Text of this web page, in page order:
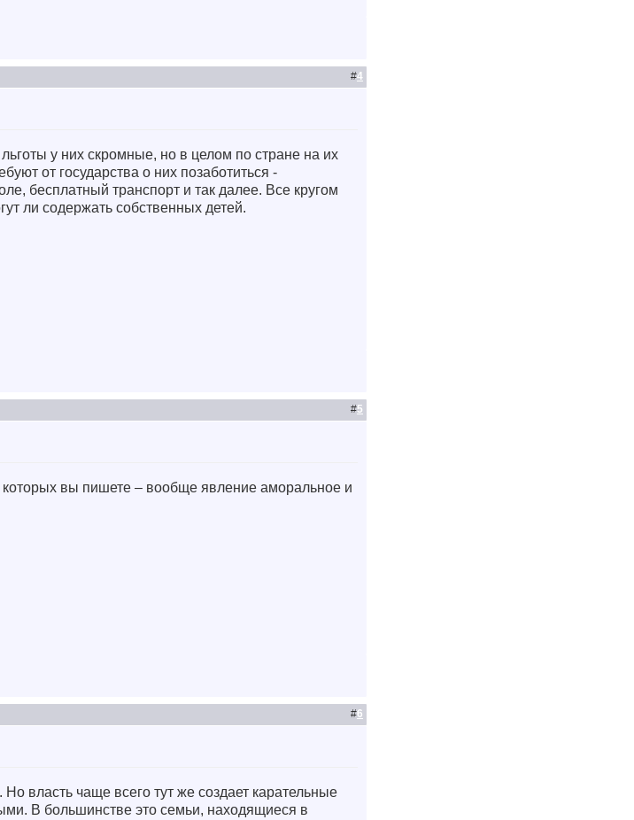
#4
у них скромные, но в целом по стране на их
от государства о них позаботиться -
бесплатный транспорт и так далее. Все кругом
ли содержать собственных детей.
#5
вы пишете – вообще явление аморальное и
#6
власть чаще всего тут же создает карательные
В большинстве это семьи, находящиеся в